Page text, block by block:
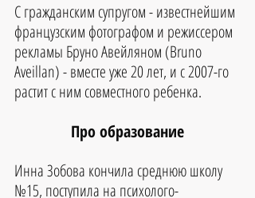
С гражданским супругом - известнейшим
французским фотографом и режиссером
рекламы Бруно Авейляном (Bruno
Aveillan) - вместе уже 20 лет, и с 2007-го
растит с ним совместного ребенка.
Про образование
Инна Зобова кончила среднюю школу
№15, поступила на психолого-